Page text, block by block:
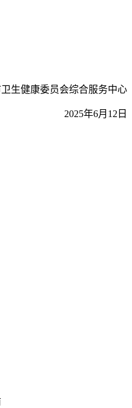
健康委员会综合服务中心
2025年6月12日